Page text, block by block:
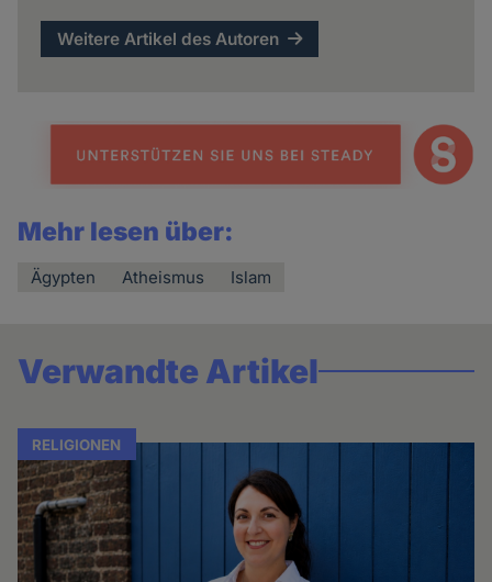
Weitere Artikel des Autoren
Mehr lesen über:
Ägypten Atheismus Islam
Verwandte Artikel
RELIGIONEN